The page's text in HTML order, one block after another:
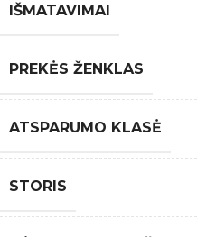
IŠMATAVIMAI
PREKĖS ŽENKLAS
ATSPARUMO KLASĖ
STORIS